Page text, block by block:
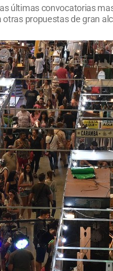
últimas convocatorias
propuestas de gran